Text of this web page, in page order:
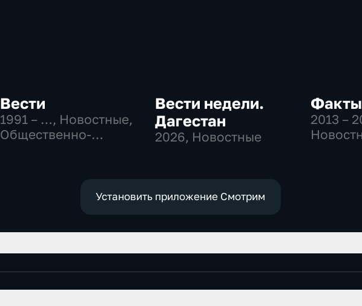
Вести
1991 – …, Новостные,
Общественно-
Вести недели.
Дагестан
2026, Новостные
Факты
2013 –
Установить приложение Смотрим